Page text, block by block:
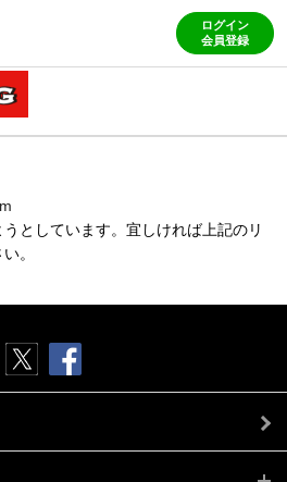
ログイン
会員登録
としています。宜しければ上記のリ
。